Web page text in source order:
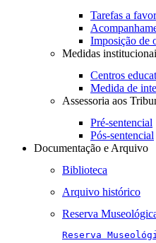
Tarefas a
Imposição de
Medidas
Centros
Medida de
Assessoria aos
Pré-sentencial
Pós-sentencial
Documentação e Arquivo
Biblioteca
Arquivo histórico
Reserva
Reserva